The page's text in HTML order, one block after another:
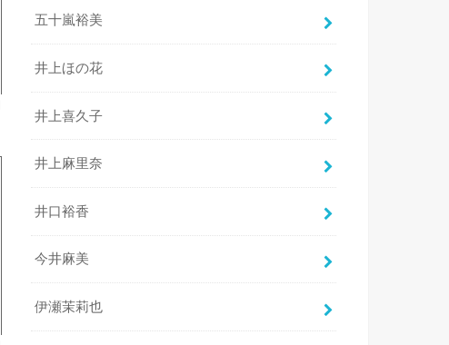
五十嵐裕美
井上ほの花
井上喜久子
井上麻里奈
井口裕香
今井麻美
伊瀬茉莉也